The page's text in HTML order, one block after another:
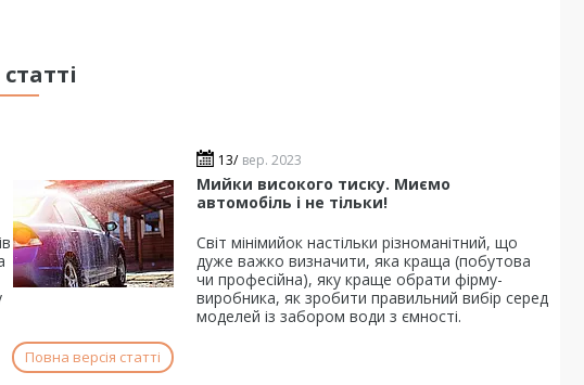
13/ вер. 2023
Мийки високого тиску. Миємо
автомобіль і не тільки!
Світ мінімийок настільки різноманітний, що
дуже важко визначити, яка краща (побутова
чи професійна), яку краще обрати фірму-
виробника, як зробити правильний вибір серед
моделей із забором води з ємності.
Повна версія статті